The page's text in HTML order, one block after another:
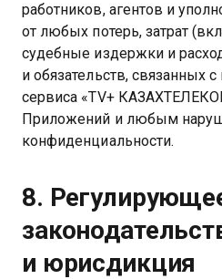
работников, агентов и
от любых потерь, затрат
судебные издержки и
и обязательств, связанных
сервиса «TV+
Приложений и любым
конфиденциальности.
8.
и юрисдикция